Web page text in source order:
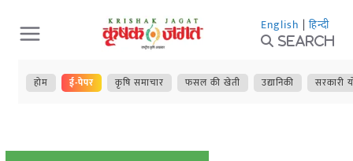
Skip
to
content
English | हिन्दी
Search
होम ई-पेपर कृषि समाचार फसल की खेती उद्यानिकी सरकारी